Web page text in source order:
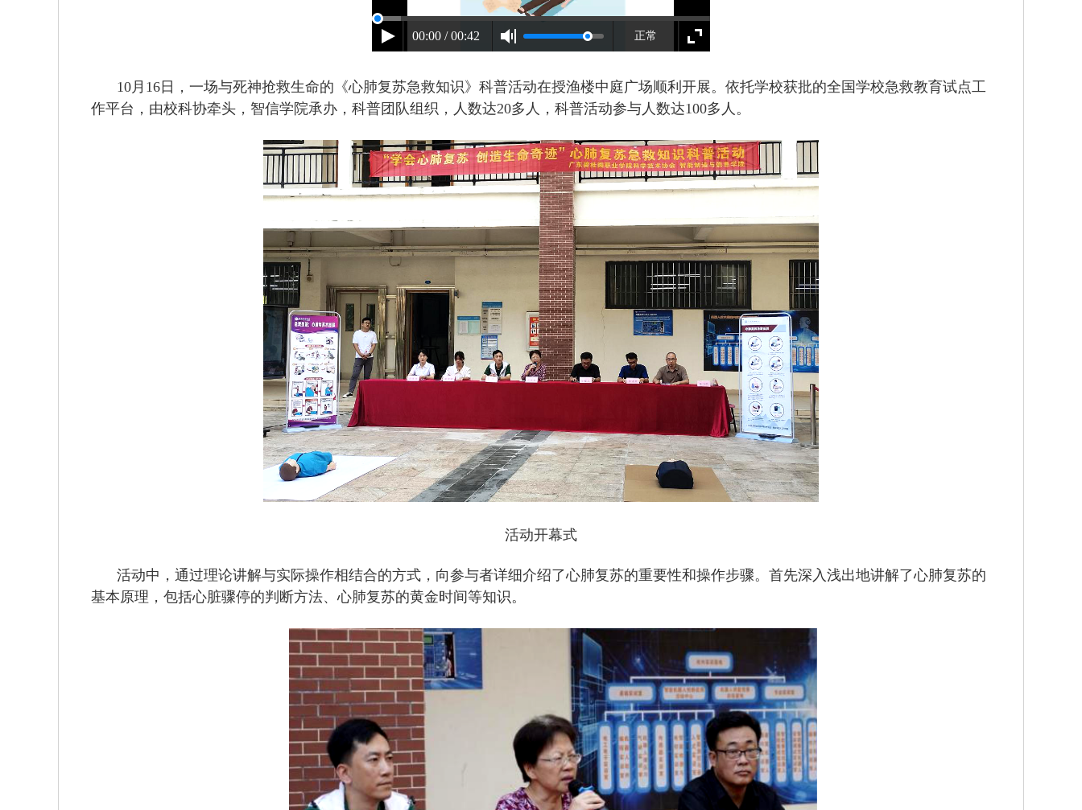
00:00 / 00:42 正常
10月16日，一场与死神抢救生命的《心肺复苏急救知识》科普活动在授渔楼中庭广场顺利开展。依托学校获批的全国学校急救教育试点工
作平台，由校科协牵头，智信学院承办，科普团队组织，人数达20多人，科普活动参与人数达100多人。
活动开幕式
活动中，通过理论讲解与实际操作相结合的方式，向参与者详细介绍了心肺复苏的重要性和操作步骤。首先深入浅出地讲解了心肺复苏的
基本原理，包括心脏骤停的判断方法、心肺复苏的黄金时间等知识。